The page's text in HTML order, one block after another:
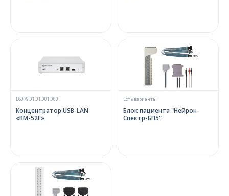
DS079.01.01.001.000
Концентратор USB-LAN
«КМ-52Е»
Есть варианты
Блок пациента "Нейрон-
Спектр-БП5"